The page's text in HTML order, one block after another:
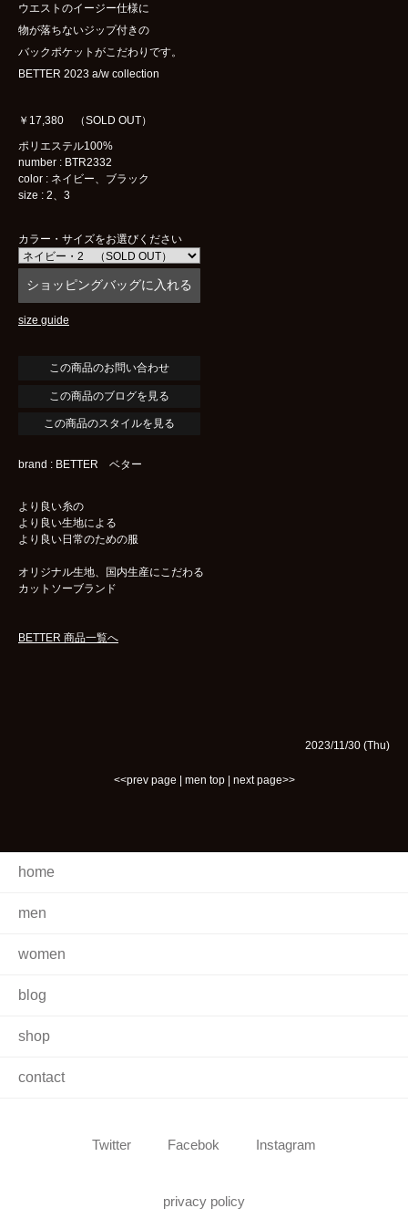
ウエストのイージー仕様に
物が落ちないジップ付きの
バックポケットがこだわりです。
BETTER 2023 a/w collection
￥17,380 （SOLD OUT）
ポリエステル100%
number : BTR2332
color : ネイビー、ブラック
size : 2、3
カラー・サイズをお選びください
size guide
この商品のブログを見る
この商品のスタイルを見る
brand : BETTER ベター
より良い糸の
より良い生地による
より良い日常のための服
オリジナル生地、国内生産にこだわる
カットソーブランド
BETTER 商品一覧へ
2023/11/30 (Thu)
<<prev page | men top| next page>>
home
men
women
blog
shop
contact
Twitter Facebok Instagram
privacy policy